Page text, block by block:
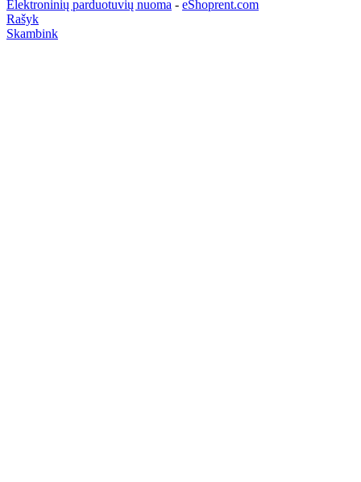
Elektroninių parduotuvių nuoma - eShoprent.com
Rašyk
Skambink